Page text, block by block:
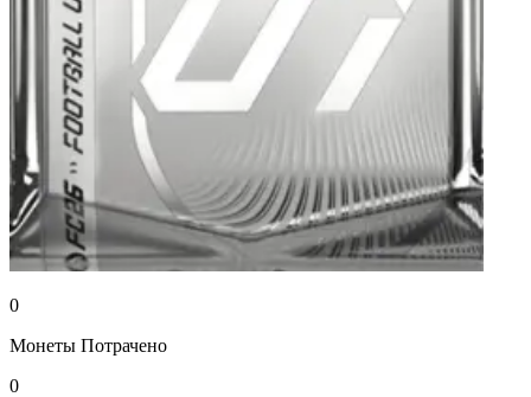
0
Монеты Потрачено
0